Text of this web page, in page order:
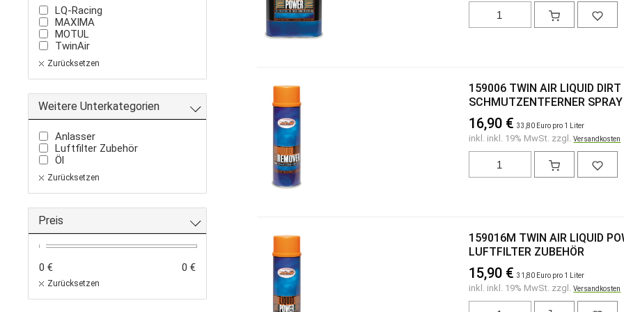
LQ-Racing
MAXIMA
MOTUL
TwinAir
Zurücksetzen
Weitere Unterkategorien
Anlasser
Luftfilter Zubehör
Öl
Zurücksetzen
Preis
0 € 0 €
Zurücksetzen
159006 TWIN AIR LIQUID
SCHMUTZENTFERNER
16,90 € 33,80 Euro pro 1 Liter
inkl. inkl. 19% MwSt. zzgl.Versandkosten
159016M TWIN AIR LIQUID
LUFTFILTER ZUBEHÖR
15,90 € 31,80 Euro pro 1 Liter
inkl. inkl. 19% MwSt. zzgl.Versandkosten